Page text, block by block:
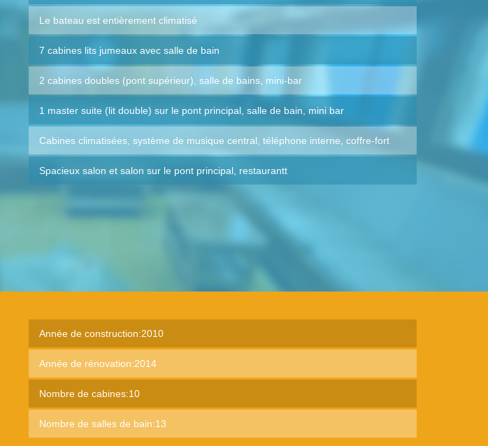
Le bateau est entièrement climatisé
7 cabines lits jumeaux avec salle de bain
2 cabines doubles (pont supérieur), salle de bains, mini-bar
1 master suite (lit double) sur le pont principal, salle de bain, mini bar
Cabines climatisées, système de musique central, téléphone interne, coffre-fort
Spacieux salon et salon sur le pont principal, restaurantt
Année de construction:2010
Année de rénovation:2014
Nombre de cabines:10
Nombre de salles de bain:13